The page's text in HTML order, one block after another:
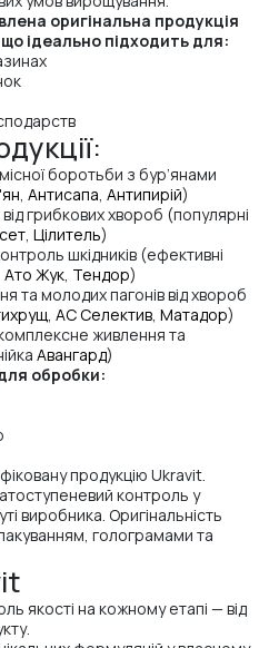
оригінальна продукція
ідеально підходить для:
боротьби з бур’янами
, Антисапа, Антипирій)
грибкових хвороб (популярні
, Цілитель)
шкідників (ефективні
Ато Жук, Тендор)
та молодих пагонів від хвороб
, АС Селектив, Матадор)
живлення та
Авангард)
обробки:
продукцію Ukravit.
контроль у
виробника. Оригінальність
голограмами та
якості на кожному етапі — від